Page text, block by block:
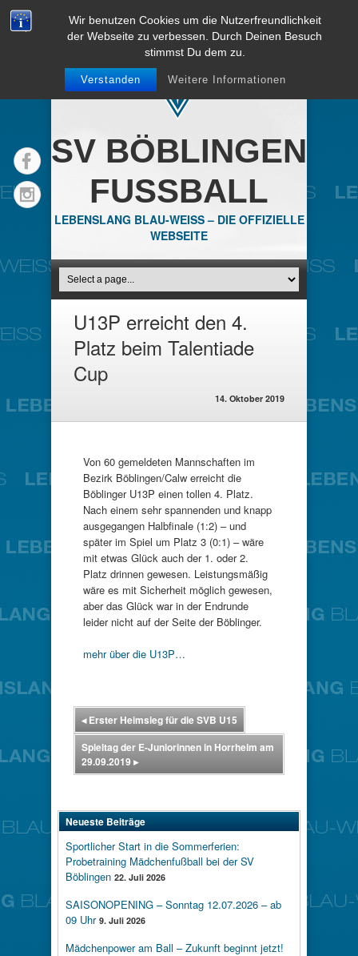
Wir benutzen Cookies um die Nutzerfreundlichkeit
der Webseite zu verbessen. Durch Deinen Besuch
stimmst Du dem zu.
Verstanden Weitere Informationen
SV BÖBLINGEN
FUSSBALL
LEBENSLANG BLAU-WEISS – DIE OFFIZIELLE
WEBSEITE
U13P erreicht den 4.
Platz beim Talentiade
Cup
14. Oktober 2019
Von 60 gemeldeten Mannschaften im
Bezirk Böblingen/Calw erreicht die
Böblinger U13P einen tollen 4. Platz.
Nach einem sehr spannenden und knapp
ausgegangen Halbfinale (1:2) – und
später im Spiel um Platz 3 (0:1) – wäre
mit etwas Glück auch der 1. oder 2.
Platz drinnen gewesen. Leistungsmäßig
wäre es mit Sicherheit möglich gewesen,
aber das Glück war in der Endrunde
leider nicht auf der Seite der Böblinger.
mehr über die U13P…
◂Erster Heimsieg für die SVB U15
Spieltag der E-Juniorinnen in Horrheim am
29.09.2019 ▸
Neueste Beiträge
Sportlicher Start in die Sommerferien:
Probetraining Mädchenfußball bei der SV
Böblingen 22. Juli 2026
SAISONOPENING – Sonntag 12.07.2026 – ab
09 Uhr 9. Juli 2026
Mädchenpower am Ball – Zukunft beginnt jetzt!